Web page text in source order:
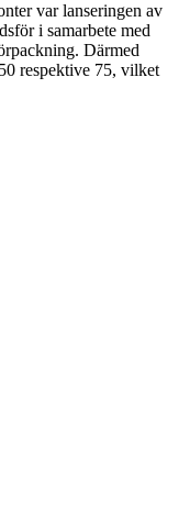
var lanseringen av
i samarbete med
Därmed
respektive 75, vilket